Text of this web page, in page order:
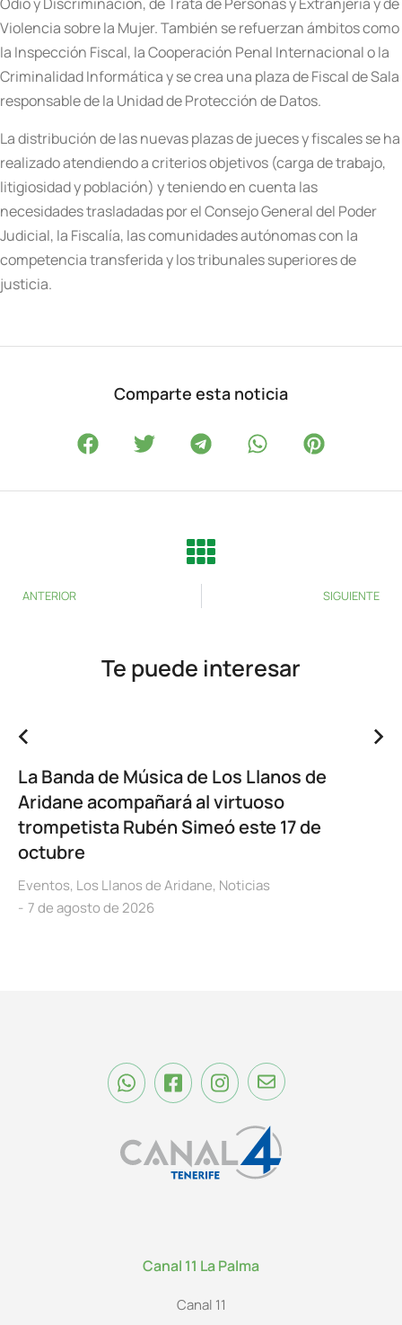
Violencia sobre la Mujer. También se refuerzan ámbitos como
la Inspección Fiscal, la Cooperación Penal Internacional o la
Criminalidad Informática y se crea una plaza de Fiscal de Sala
responsable de la Unidad de Protección de Datos.
La distribución de las nuevas plazas de jueces y fiscales se ha
realizado atendiendo a criterios objetivos (carga de trabajo,
litigiosidad y población) y teniendo en cuenta las
necesidades trasladadas por el Consejo General del Poder
Judicial, la Fiscalía, las comunidades autónomas con la
competencia transferida y los tribunales superiores de
justicia.
Comparte esta noticia
ANTERIOR SIGUIENTE
Te puede interesar
La Banda de Música de Los Llanos de
Aridane acompañará al virtuoso
trompetista Rubén Simeó este 17 de
octubre
Eventos, Los Llanos de Aridane, Noticias
7 de agosto de 2026
Canal 11 La Palma
Canal 11